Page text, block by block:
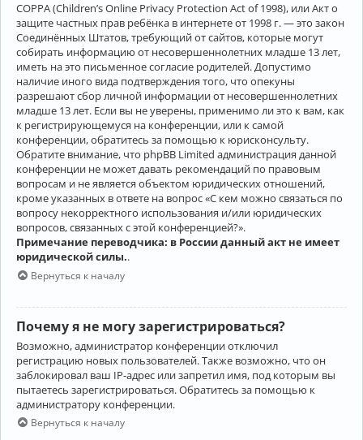
COPPA (Children’s Online Privacy Protection Act of 1998), или Акт о
защите частных прав ребёнка в интернете от 1998 г. — это закон
Соединённых Штатов, требующий от сайтов, которые могут
собирать информацию от несовершеннолетних младше 13 лет,
иметь на это письменное согласие родителей. Допустимо
наличие иного вида подтверждения того, что опекуны
разрешают сбор личной информации от несовершеннолетних
младше 13 лет. Если вы не уверены, применимо ли это к вам, как
к регистрирующемуся на конференции, или к самой
конференции, обратитесь за помощью к юрисконсульту.
Обратите внимание, что phpBB Limited администрация данной
конференции не может давать рекомендаций по правовым
вопросам и не является объектом юридических отношений,
кроме указанных в ответе на вопрос «С кем можно связаться по
вопросу некорректного использования и/или юридических
вопросов, связанных с этой конференцией?».
Примечание переводчика: в России данный акт не имеет
юридической силы..
Вернуться к началу
Почему я не могу зарегистрироваться?
Возможно, администратор конференции отключил
регистрацию новых пользователей. Также возможно, что он
заблокировал ваш IP-адрес или запретил имя, под которым вы
пытаетесь зарегистрироваться. Обратитесь за помощью к
администратору конференции.
Вернуться к началу